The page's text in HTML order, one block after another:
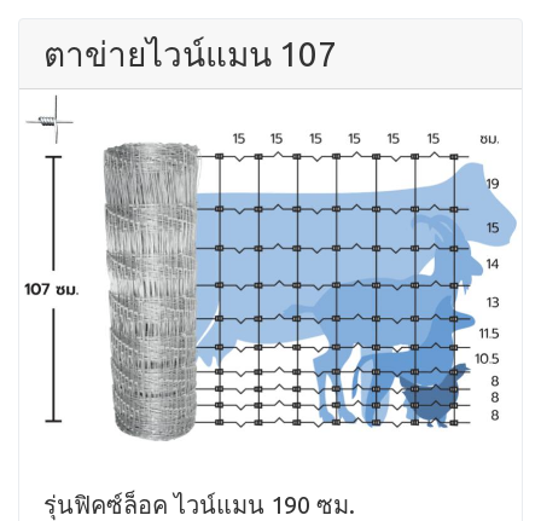
ตาข่ายไวน์แมน 107
รุ่นฟิคซ์ล็อค ไวน์แมน 190 ซม.